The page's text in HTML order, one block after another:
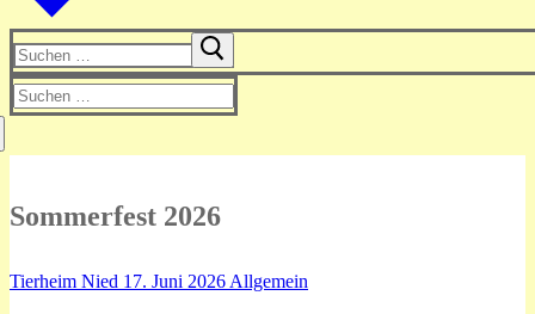
Suchen
nach:
Suchen
Sommerfest 2026
Tierheim Nied 17. Juni 2026 Allgemein